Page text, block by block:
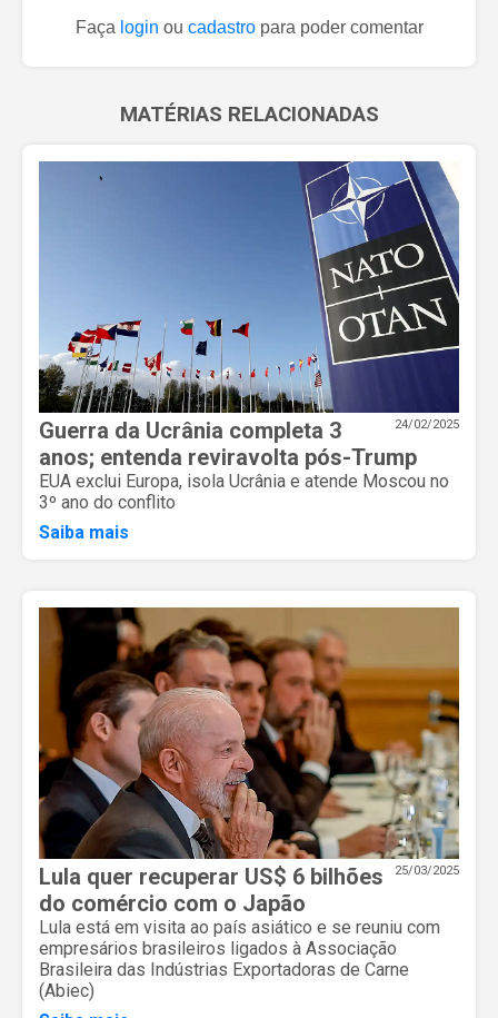
Faça login ou cadastropara poder comentar
MATÉRIAS RELACIONADAS
24/02/2025
Guerra da Ucrânia completa 3
anos; entenda reviravolta pós-Trump
EUA exclui Europa, isola Ucrânia e atende Moscou no
3º ano do conflito
Saiba mais
25/03/2025
Lula quer recuperar US$ 6 bilhões
do comércio com o Japão
Lula está em visita ao país asiático e se reuniu com
empresários brasileiros ligados à Associação
Brasileira das Indústrias Exportadoras de Carne
(Abiec)